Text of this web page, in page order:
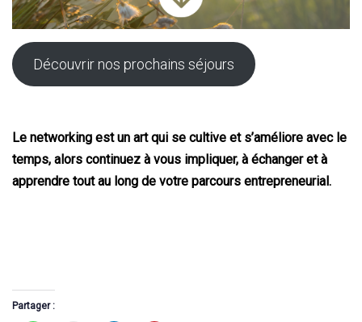
Découvrir nos prochains séjours
Le networking est un art qui se cultive et s’améliore avec le
temps, alors continuez à vous impliquer, à échanger et à
apprendre tout au long de votre parcours entrepreneurial.
Partager :